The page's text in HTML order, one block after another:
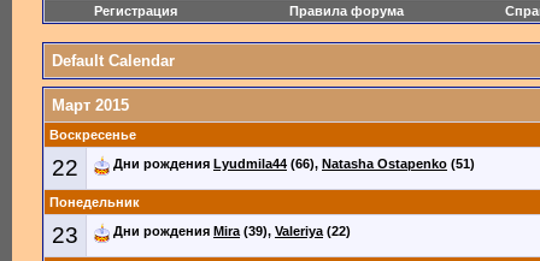
Регистрация Правила форума
Default Calendar
Март 2015
Воскресенье
22 Дни рождения Lyudmila44 (66), Natasha Ostapenko (51)
Понедельник
23 Дни рождения Mira(39), Valeriya(22)